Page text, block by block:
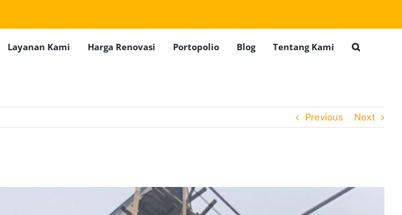
Layanan Kami Harga Renovasi Portopolio Blog Tentang Kami
Previous Next